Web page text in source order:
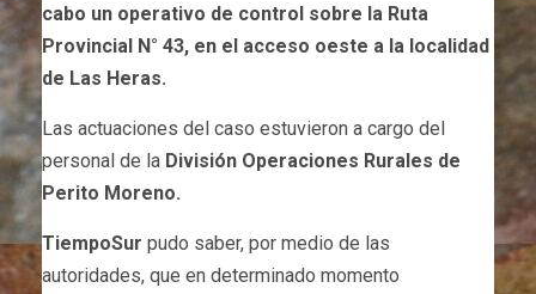
cabo un operativo de control sobre la Ruta
Provincial N° 43, en el acceso oeste a la localidad
de Las Heras.
Las actuaciones del caso estuvieron a cargo del
personal de la División Operaciones Rurales de
Perito Moreno.
TiempoSur pudo saber, por medio de las
autoridades, que en determinado momento